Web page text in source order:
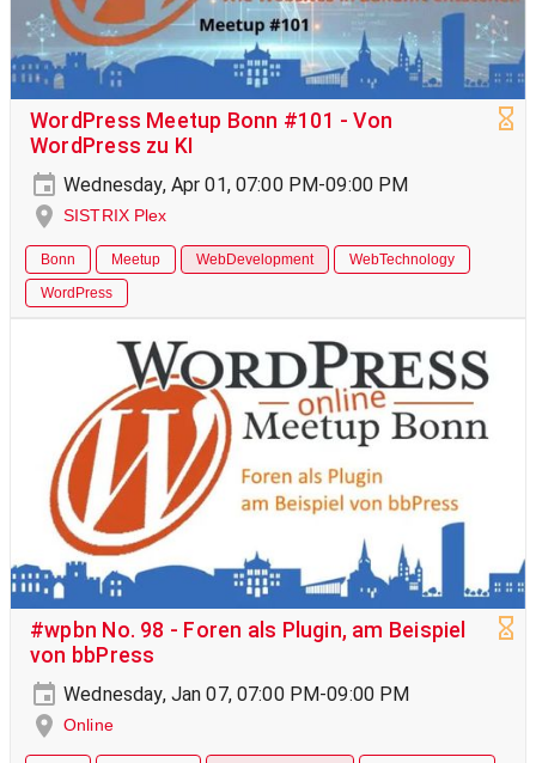
WordPress Meetup Bonn #101 - Von
WordPress zu KI
Wednesday, Apr 01, 07:00 PM-09:00 PM
SISTRIX Plex
Bonn Meetup WebDevelopment
WebTechnology
WordPress
#wpbn No. 98 - Foren als Plugin, am Beispiel
von bbPress
Wednesday, Jan 07, 07:00 PM-09:00 PM
Online